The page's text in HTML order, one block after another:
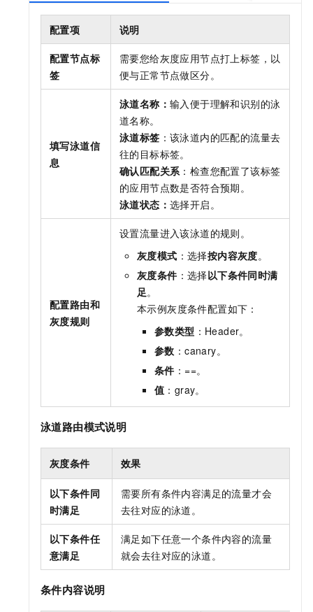
配置项 说明
配置节点标
签
需要您给灰度应用节点打上标签，以
便与正常节点做区分。
填写泳道信
息
泳道名称： 输入便于理解和识别的泳
道名称。
泳道标签 ：该泳道内的匹配的流量去
往的目标标签。
确认匹配关系 ：检查您配置了该标签
的应用节点数是否符合预期。
泳道状态： 选择开启。
配置路由和
灰度规则
设置流量进入该泳道的规则。
灰度模式 ：选择按内容灰度。
灰度条件 ：选择以下条件同时满
足。
本示例灰度条件配置如下：
参数类型 ：Header。
参数 ：canary。
条件 ：==。
值 ：gray。
泳道路由模式说明
灰度条件 效果
以下条件同
时满足
需要所有条件内容满足的流量才会
去往对应的泳道。
以下条件任
意满足
满足如下任意一个条件内容的流量
就会去往对应的泳道。
条件内容说明